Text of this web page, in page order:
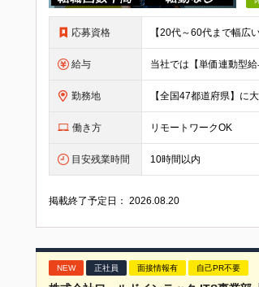
応募資格
給与
勤務地
働き方 リモートワークOK
目安残業時間 10時間以内
掲載終了予定日：2026.08.20
NEW 正社員 面接情報有 自己PR不要